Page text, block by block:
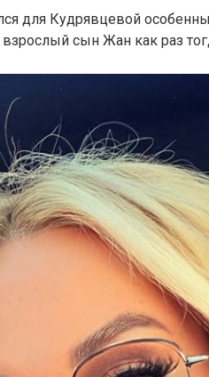
для Кудрявцевой
сын Жан как раз